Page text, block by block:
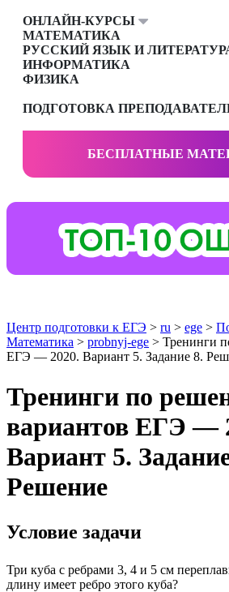
ОНЛАЙН-КУРСЫ
МАТЕМАТИКА
РУССКИЙ ЯЗЫК И
ИНФОРМАТИКА
ФИЗИКА
ПОДГОТОВКА
БЕСПЛАТНЫЕ
Центр подготовки к ЕГЭ > ru > ege >
Математика > probnyj-ege > Тренинги
ЕГЭ — 2020. Вариант 5. Задание 8.
Тренинги по
вариантов ЕГЭ —
Вариант 5.
Решение
Условие задачи
Три куба с ребрами 3, 4 и 5 см
длину имеет ребро этого куба?